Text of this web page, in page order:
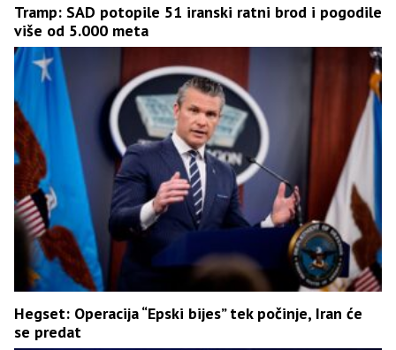
Tramp: SAD potopile 51 iranski ratni brod i pogodile
više od 5.000 meta
Hegset: Operacija “Epski bijes” tek počinje, Iran će
se predat